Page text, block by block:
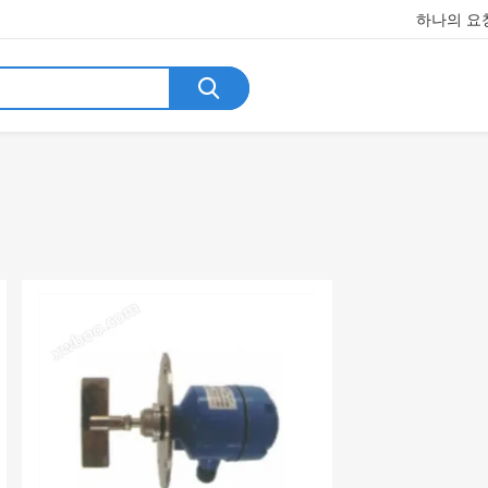
하나의 요
